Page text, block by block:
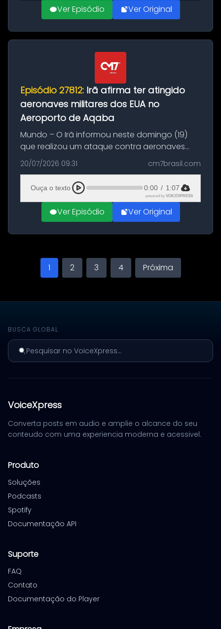
Ver Episódio Ver Original
Episódio 27812: Irã afirma ter atingido
aeronaves militares dos EUA no
Aeroporto de Aqaba
Mundo – O Irã informou neste domingo (19)
que realizou um ataque contra aeronaves
militares dos Estados Unidos estacionadas no
Aeroporto de Aqaba, na Jordânia, durante a
21ª fase da Operação Nasr 2. A...
20/07/2026 09:31 cm7brasil.com
Ouça o texto 0:00 / 1:07
powered by VOICEXPRESS
Ver Episódio Ver Original
1 2 3 4 Próxima
BUSCA GLOBAL
Pesquisar no VoiceXpress...
VoiceXpress
Converta posts em audio e amplie o alcance do seu
conteudo com uma experiencia moderna e acessivel.
Produto
Soluções
Podcasts
Spotify
Documentação API
Suporte
FAQ
Contato
Documentação do Player